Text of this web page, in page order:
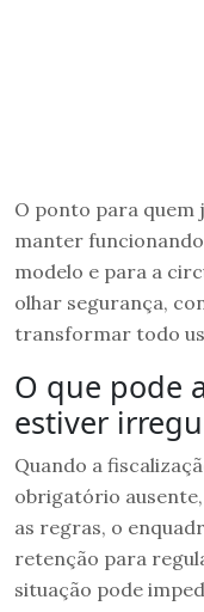
O ponto para quem
manter
modelo e para a
olhar segurança,
transformar todo
O que pode
estiver
Quando a
obrigatório
as regras, o
retenção para
situação pode